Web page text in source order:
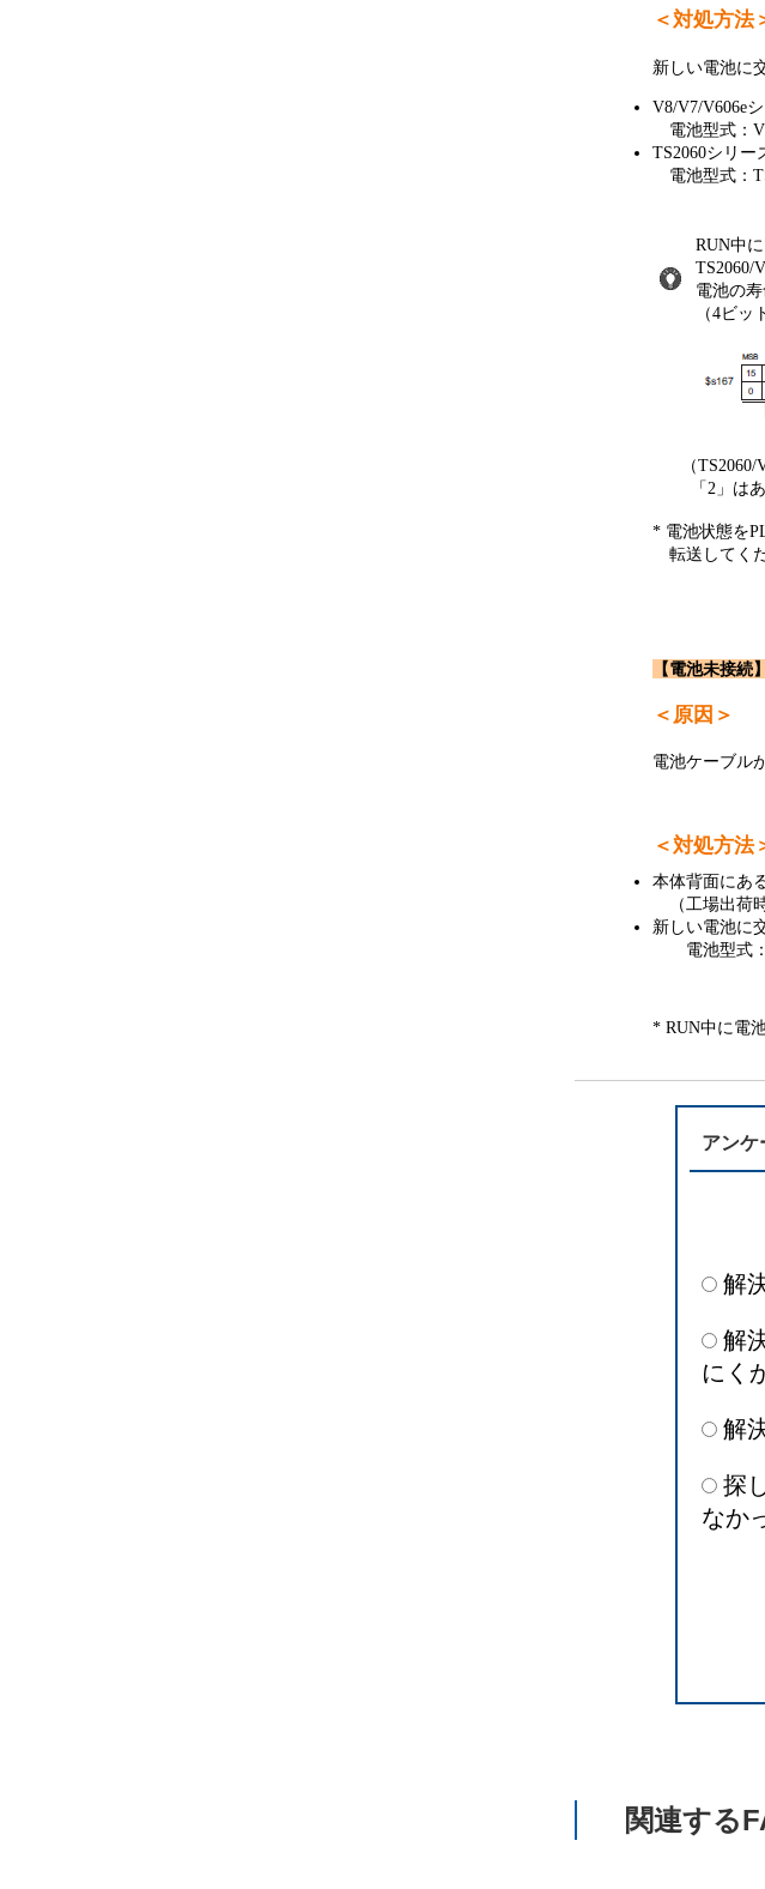
＜対処方法
新しい電池に
V8/V7/V606e
電池型式：
TS2060シリー
電池型式：
RUN中
TS2060/
電池の
（4ビ
（TS2060/
「2」はあ
* 電池状態を
転送してく
【電池未接続
＜原因＞
電池ケーブル
＜対処方法
本体背面にあ
（工場出荷
新しい電池に
電池型式：
* RUN中に電
アンケ
解
解
にく
解
探
なか
関連する